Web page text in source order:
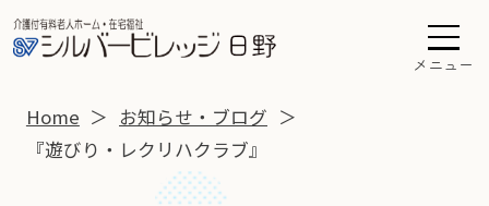
メニュー
Home
お知らせ・ブログ
『遊びり・レクリハクラブ』